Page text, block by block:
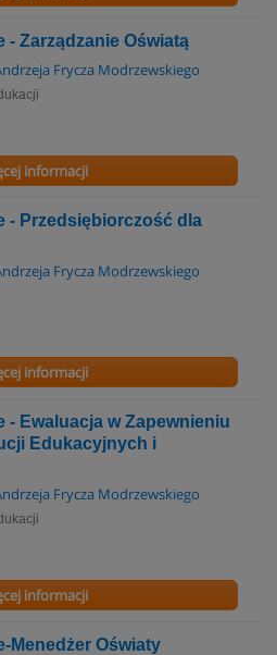
Zarządzanie Oświatą
Frycza Modrzewskiego
informacji
- Przedsiębiorczość dla
Frycza Modrzewskiego
informacji
Ewaluacja w Zapewnieniu
Edukacyjnych i
Frycza Modrzewskiego
informacji
Menedżer Oświaty